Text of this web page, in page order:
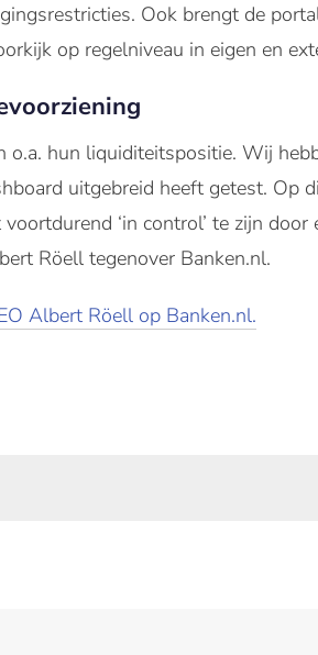
Ook brengt de
op regelniveau in eigen en
o.a. hun liquiditeitspositie. Wij
uitgebreid heeft getest. Op
‘in control’ te zijn door
Röell tegenover Banken.nl.
Albert Röell op Banken.nl.